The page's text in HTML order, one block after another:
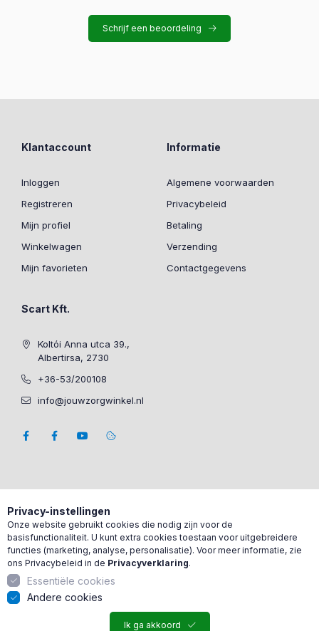
Schrijf een beoordeling
Klantaccount
Inloggen
Registreren
Mijn profiel
Winkelwagen
Mijn favorieten
Informatie
Algemene voorwaarden
Privacybeleid
Betaling
Verzending
Contactgegevens
Scart Kft.
Koltói Anna utca 39.,
Albertirsa, 2730
+36-53/200108
info@jouwzorgwinkel.nl
Privacy-instellingen
Onze website gebruikt cookies die nodig zijn voor de
basisfunctionaliteit. U kunt extra cookies toestaan voor uitgebreidere
functies (marketing, analyse, personalisatie). Voor meer informatie, zie
ons Privacybeleid in de Privacyverklaring.
Essentiële cookies
Andere cookies
Ik ga akkoord